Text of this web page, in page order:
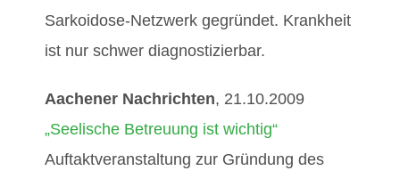
Sarkoidose-Netzwerk gegründet. Krankheit
ist nur schwer diagnostizierbar.
Aachener Nachrichten, 21.10.2009
„Seelische Betreuung ist wichtig“
Auftaktveranstaltung zur Gründung des